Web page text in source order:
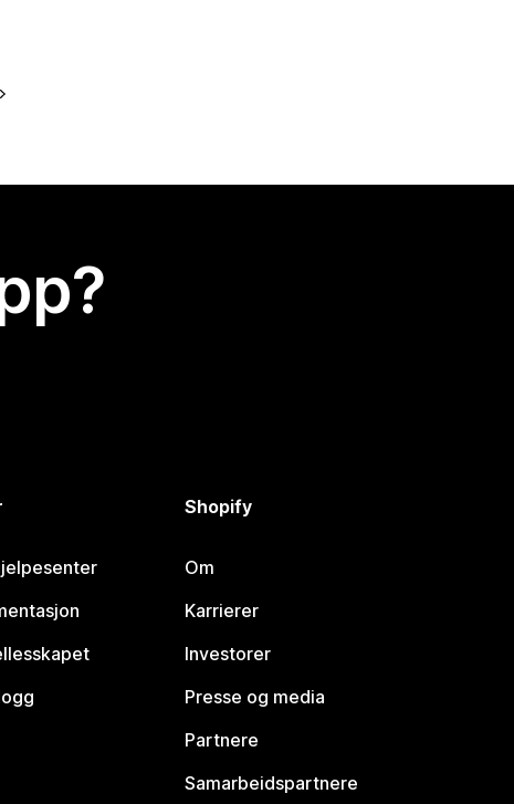
Shopify
Om
Karrierer
Investorer
Presse og media
Partnere
Samarbeidspartnere